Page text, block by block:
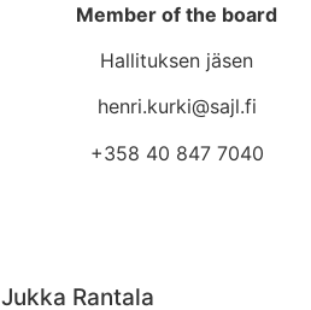
Member of the board
Hallituksen jäsen
henri.kurki@sajl.fi
+358 40 847 7040
Jukka Rantala